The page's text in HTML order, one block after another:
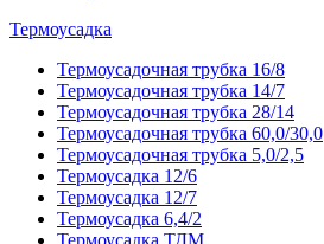
Термоусадка
Термоусадочная трубка 16/8
Термоусадочная трубка 14/7
Термоусадочная трубка 28/14
Термоусадочная трубка 60,0/30,0
Термоусадочная трубка 5,0/2,5
Термоусадка 12/6
Термоусадка 12/7
Термоусадка 6,4/2
Термоусадка ТДМ